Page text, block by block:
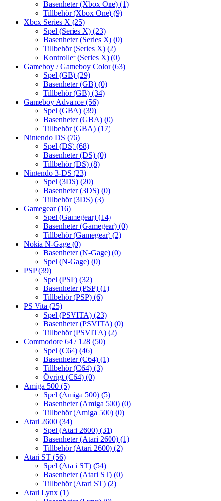
Basenheter (Xbox One) (1)
Tillbehör (Xbox One) (9)
Xbox Series X (25)
Spel (Series X) (23)
Basenheter (Series X) (0)
Tillbehör (Series X) (2)
Kontroller (Series X) (0)
Gameboy / Gameboy Color(63)
Spel (GB) (29)
Basenheter (GB) (0)
Tillbehör (GB) (34)
Gameboy Advance (56)
Spel (GBA) (39)
Basenheter (GBA) (0)
Tillbehör (GBA) (17)
Nintendo DS (76)
Spel (DS) (68)
Basenheter (DS) (0)
Tillbehör (DS) (8)
Nintendo 3-DS (23)
Spel (3DS) (20)
Basenheter (3DS) (0)
Tillbehör (3DS) (3)
Gamegear(16)
Spel (Gamegear) (14)
Basenheter (Gamegear) (0)
Tillbehör (Gamegear) (2)
Nokia N-Gage (0)
Basenheter (N-Gage) (0)
Spel (N-Gage) (0)
PSP(39)
Spel (PSP) (32)
Basenheter (PSP) (1)
Tillbehör (PSP) (6)
PS Vita (25)
Spel (PSVITA) (23)
Basenheter (PSVITA) (0)
Tillbehör (PSVITA) (2)
Commodore 64 / 128 (50)
Spel (C64) (46)
Basenheter (C64) (1)
Tillbehör (C64) (3)
Övrigt (C64) (0)
Amiga 500 (5)
Spel (Amiga 500) (5)
Basenheter (Amiga 500) (0)
Tillbehör (Amiga 500) (0)
Atari 2600 (34)
Spel (Atari 2600) (31)
Basenheter (Atari 2600) (1)
Tillbehör (Atari 2600) (2)
Atari ST (56)
Spel (Atari ST) (54)
Basenheter (Atari ST) (0)
Tillbehör (Atari ST) (2)
Atari Lynx (1)